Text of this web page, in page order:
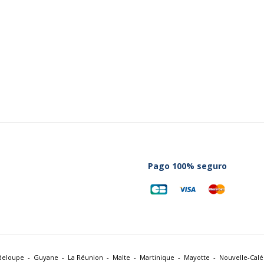
Tipo
Información sobre los
Pago 100% seguro
Guyane La Réunion Malte Martinique Mayotte Nouvelle-